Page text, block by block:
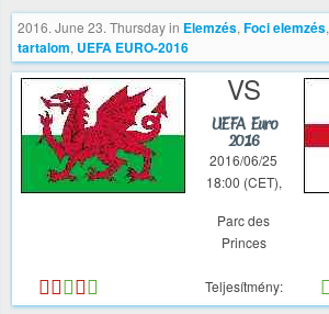
2016. June 23. Thursdayin Elemzés, Foci elemzés,
tartalom, UEFA EURO-2016
VS
UEFA Euro
2016
2016/06/25
18:00 (CET),
Parc des
Princes
Teljesítmény: